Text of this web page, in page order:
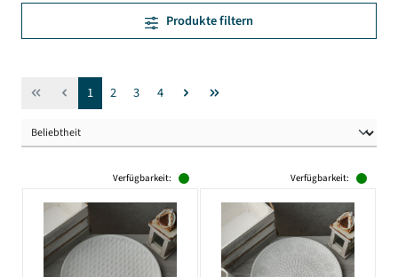
Produkte filtern
Seite
1 Seite
2 Seite
3 Seite
4
Verfügbarkeit: Verfügbarkeit: